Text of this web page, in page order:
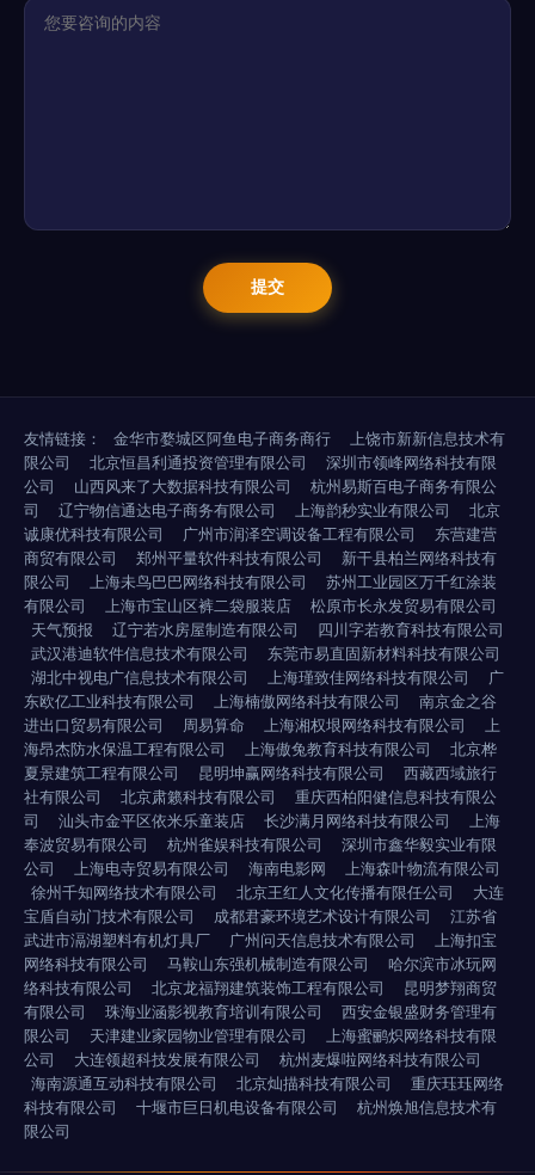
友情链接： 金华市婺城区阿鱼电子商务商行
上饶市新新信息技术有
限公司
北京恒昌利通投资管理有限公司
深圳市领峰网络科技有限
公司
山西风来了大数据科技有限公司
杭州易斯百电子商务有限公
司
辽宁物信通达电子商务有限公司 上海韵秒实业有限公司
北京
诚康优科技有限公司
广州市润泽空调设备工程有限公司
东营建营
商贸有限公司
郑州平量软件科技有限公司
新干县柏兰网络科技有
限公司
上海未鸟巴巴网络科技有限公司
苏州工业园区万千红涂装
有限公司
上海市宝山区裤二袋服装店
松原市长永发贸易有限公司
天气预报
辽宁若水房屋制造有限公司
四川字若教育科技有限公司
武汉港迪软件信息技术有限公司
东莞市易直固新材料科技有限公司
湖北中视电广信息技术有限公司
上海瑾致佳网络科技有限公司
广
东欧亿工业科技有限公司
上海楠傲网络科技有限公司
南京金之谷
进出口贸易有限公司
周易算命 上海湘权垠网络科技有限公司
上
海昂杰防水保温工程有限公司
上海傲兔教育科技有限公司
北京桦
夏景建筑工程有限公司
昆明坤赢网络科技有限公司
西藏西域旅行
社有限公司
北京肃籁科技有限公司
重庆西柏阳健信息科技有限公
司
汕头市金平区依米乐童装店 长沙满月网络科技有限公司
上海
奉波贸易有限公司
杭州雀娱科技有限公司
深圳市鑫华毅实业有限
公司
上海电寺贸易有限公司 海南电影网
上海森叶物流有限公司
徐州千知网络技术有限公司
北京王红人文化传播有限任公司
大连
宝盾自动门技术有限公司
成都君豪环境艺术设计有限公司
江苏省
武进市滆湖塑料有机灯具厂
广州问天信息技术有限公司
上海扣宝
网络科技有限公司
马鞍山东强机械制造有限公司
哈尔滨市冰玩网
络科技有限公司
北京龙福翔建筑装饰工程有限公司
昆明梦翔商贸
有限公司
珠海业涵影视教育培训有限公司
西安金银盛财务管理有
限公司
天津建业家园物业管理有限公司
上海蜜鹂炽网络科技有限
公司
大连领超科技发展有限公司
杭州麦爆啦网络科技有限公司
海南源通互动科技有限公司
北京灿描科技有限公司
重庆珏珏网络
科技有限公司
十堰市巨日机电设备有限公司
杭州焕旭信息技术有
限公司